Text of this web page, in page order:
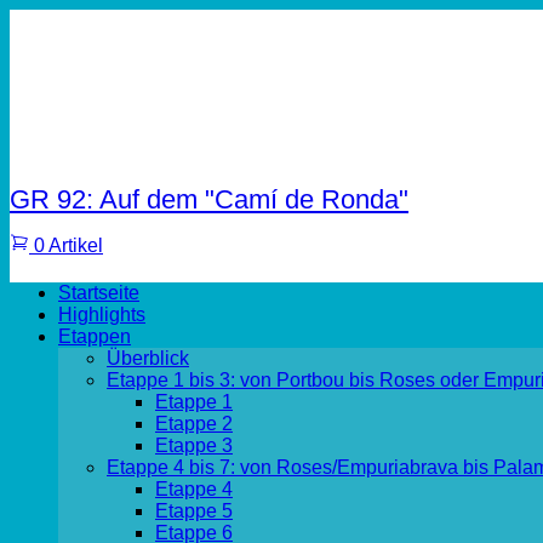
GR 92: Auf dem "Camí de Ronda"
0 Artikel
Startseite
Highlights
Etappen
Überblick
Etappe 1 bis 3: von Portbou bis Roses oder
Etappe 1
Etappe 2
Etappe 3
Etappe 4 bis 7: von Roses/Empuriabrava bis
Etappe 4
Etappe 5
Etappe 6